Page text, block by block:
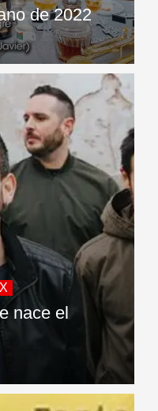
de 2022
nace el